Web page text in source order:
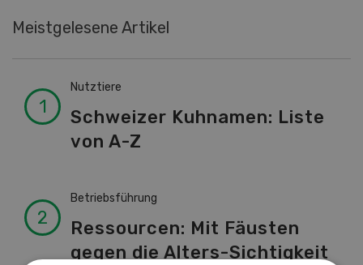
Meistgelesene Artikel
Nutztiere
Schweizer Kuhnamen: Liste
von A-Z
Betriebsführung
Ressourcen: Mit Fäusten
gegen die Alters-Sichtigkeit